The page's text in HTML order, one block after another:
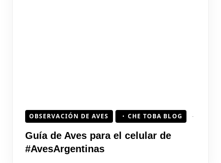
OBSERVACIÓN DE AVES CHE TOBA BLOG
Guía de Aves para el celular de
#AvesArgentinas